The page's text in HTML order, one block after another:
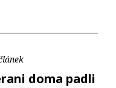
doma padli